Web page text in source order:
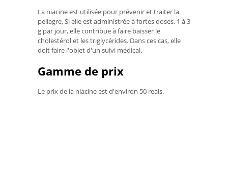
La niacine est utilisée pour prévenir et traiter la
pellagre. Si elle est administrée à fortes doses, 1 à 3
g par jour, elle contribue à faire baisser le
cholestérol et les triglycérides. Dans ces cas, elle
doit faire l'objet d'un suivi médical.
Gamme de prix
Le prix de la niacine est d'environ 50 reais.